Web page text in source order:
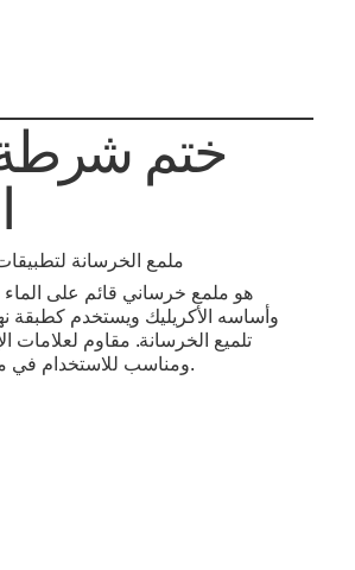
ختم شرطة
ملمع الخرسانة
وأساسه الأكريليك ويستخدم كطبقة
تلميع الخرسانة. مقاوم لعلامات
ومناسب للاستخدام في مواقف السيارات.